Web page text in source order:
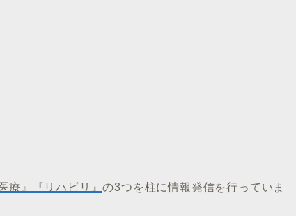
療』『リハビリ』の3つを柱に情報発信を行っていま